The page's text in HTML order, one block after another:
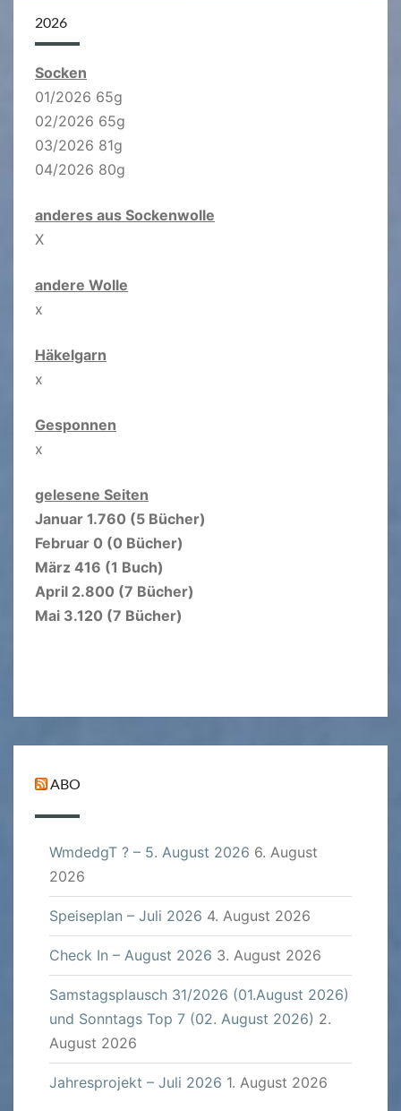
2026
Socken
01/2026 65g
02/2026 65g
03/2026 81g
04/2026 80g
anderes aus Sockenwolle
X
andere Wolle
x
Häkelgarn
x
Gesponnen
x
gelesene Seiten
Januar 1.760 (5 Bücher)
Februar 0 (0 Bücher)
März 416 (1 Buch)
April 2.800 (7 Bücher)
Mai 3.120 (7 Bücher)
ABO
WmdedgT ? – 5. August 2026 6. August
2026
Speiseplan – Juli 2026 4. August 2026
Check In – August 2026 3. August 2026
Samstagsplausch 31/2026 (01.August 2026)
und Sonntags Top 7 (02. August 2026) 2.
August 2026
Jahresprojekt – Juli 2026 1. August 2026